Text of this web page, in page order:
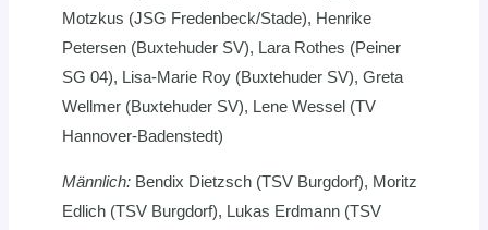
Motzkus (JSG Fredenbeck/Stade), Henrike
Petersen (Buxtehuder SV), Lara Rothes (Peiner
SG 04), Lisa-Marie Roy (Buxtehuder SV), Greta
Wellmer (Buxtehuder SV), Lene Wessel (TV
Hannover-Badenstedt)
Männlich: Bendix Dietzsch (TSV Burgdorf), Moritz
Edlich (TSV Burgdorf), Lukas Erdmann (TSV